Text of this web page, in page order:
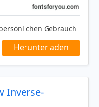
Gebrauch
Herunterladen
Inverse-